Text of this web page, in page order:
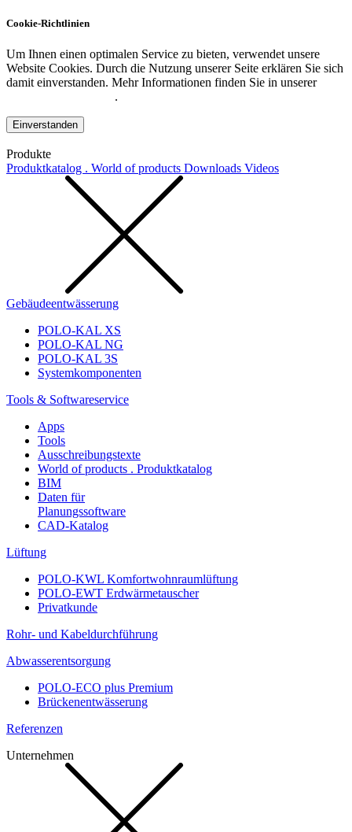
Cookie-Richtlinien
Um Ihnen einen optimalen Service zu bieten, verwendet unsere
Website Cookies. Durch die Nutzung unserer Seite erklären Sie sich
damit einverstanden. Mehr Informationen finden Sie in unserer
.
Einverstanden
Produkte
Produktkatalog . World of products Downloads Videos
Gebäudeentwässerung
POLO-KAL XS
POLO-KAL NG
POLO-KAL 3S
Systemkomponenten
Tools & Softwareservice
Apps
Tools
Ausschreibungstexte
World of products . Produktkatalog
BIM
Daten für
Planungssoftware
CAD-Katalog
Lüftung
POLO-KWL Komfortwohnraumlüftung
POLO-EWT Erdwärmetauscher
Privatkunde
Rohr- und Kabeldurchführung
Abwasserentsorgung
POLO-ECO plus Premium
Brückenentwässerung
Referenzen
Unternehmen